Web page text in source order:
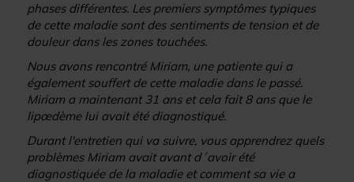
phases différentes. Les premiers symptômes typiques
de cette maladie sont des sentiments de tension et de
douleur dans les zones touchées.
Nous avons rencontré Miriam, une patiente qui a
également souffert de cette maladie dans le passé.
Miriam a maintenant 31 ans et cela fait 8 ans que le
lipœdème lui avait été diagnostiqué.
Durant l'entretien qui va suivre, vous apprendrez quels
problèmes Miriam avait avant d´avoir été
diagnostiquée de la maladie et comment sa vie a